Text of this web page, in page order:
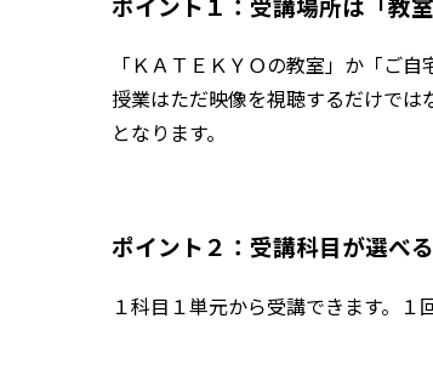
「ＫＡＴＥＫＹＯの教室」か「ご
授業はただ映像を視聴するだけで
となります。
ポイント２：受講科目が選べる
１科目１単元から受講できます。